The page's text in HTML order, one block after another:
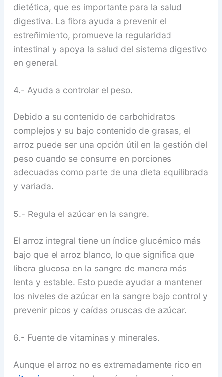
dietética, que es importante para la salud
digestiva. La fibra ayuda a prevenir el
estreñimiento, promueve la regularidad
intestinal y apoya la salud del sistema digestivo
en general.
4.- Ayuda a controlar el peso.
Debido a su contenido de carbohidratos
complejos y su bajo contenido de grasas, el
arroz puede ser una opción útil en la gestión del
peso cuando se consume en porciones
adecuadas como parte de una dieta equilibrada
y variada.
5.- Regula el azúcar en la sangre.
El arroz integral tiene un índice glucémico más
bajo que el arroz blanco, lo que significa que
libera glucosa en la sangre de manera más
lenta y estable. Esto puede ayudar a mantener
los niveles de azúcar en la sangre bajo control y
prevenir picos y caídas bruscas de azúcar.
6.- Fuente de vitaminas y minerales.
Aunque el arroz no es extremadamente rico en